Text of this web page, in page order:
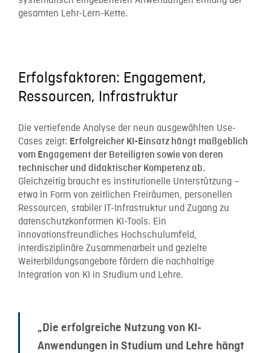
gesamten Lehr-Lern-Kette.
Erfolgsfaktoren: Engagement,
Ressourcen, Infrastruktur
Die vertiefende Analyse der neun ausgewählten Use-
Cases zeigt: Erfolgreicher KI-Einsatz hängt maßgeblich
vom Engagement der Beteiligten sowie von deren
technischer und didaktischer Kompetenz ab.
Gleichzeitig braucht es institutionelle Unterstützung –
etwa in Form von zeitlichen Freiräumen, personellen
Ressourcen, stabiler IT-Infrastruktur und Zugang zu
datenschutzkonformen KI-Tools. Ein
innovationsfreundliches Hochschulumfeld,
interdisziplinäre Zusammenarbeit und gezielte
Weiterbildungsangebote fördern die nachhaltige
Integration von KI in Studium und Lehre.
„Die erfolgreiche Nutzung von KI-
Anwendungen in Studium und Lehre hängt